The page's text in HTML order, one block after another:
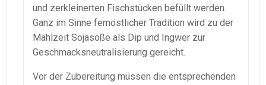
und zerkleinerten Fischstücken befüllt werden.
Ganz im Sinne fernöstlicher Tradition wird zu der
Mahlzeit Sojasoße als Dip und Ingwer zur
Geschmacksneutralisierung gereicht.
Vor der Zubereitung müssen die entsprechenden